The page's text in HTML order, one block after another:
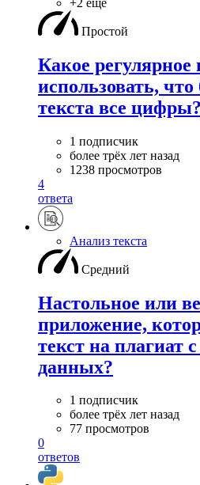
Простой
Какое
использовать,
текста все цифры?
1 подписчик
более трёх лет назад
1238 просмотров
4
ответа
Анализ текста
Средний
Настольное или
приложение,
текст на плагиат
данных?
1 подписчик
более трёх лет назад
77 просмотров
0
ответов